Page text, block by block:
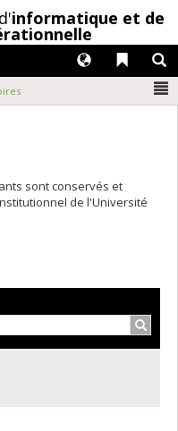
informatique et de
Liens
Langues
sont conservés et
de l'Université